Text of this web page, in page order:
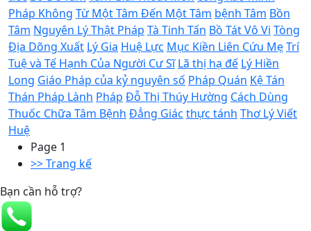
Pháp Không Từ Một Tâm Đến Một Tâm bệnh Tâm Bồn
Tâm Nguyên Lý Thật Pháp Tà Tinh Tấn Bồ Tát Vô Vi Tòng
Địa Dõng Xuất Lý Gia Huệ Lực Mục Kiền Liên Cứu MẹTrí
Tuệ và Tế Hạnh Của Người Cư Sĩ Lã thị hạ đế Lý Hiền
Long Giáo Pháp của kỷ nguyên số Pháp Quán Kệ Tán
Thán Pháp Lành Pháp Đỗ Thị Thúy Hường Cách Dùng
Thuốc Chữa Tâm Bệnh Đẳng Giác thực tánh Thơ Lý Viết
Huệ
Pagination
Page 1
Next page
>> Trang kế
Bạn cần hỗ trợ?